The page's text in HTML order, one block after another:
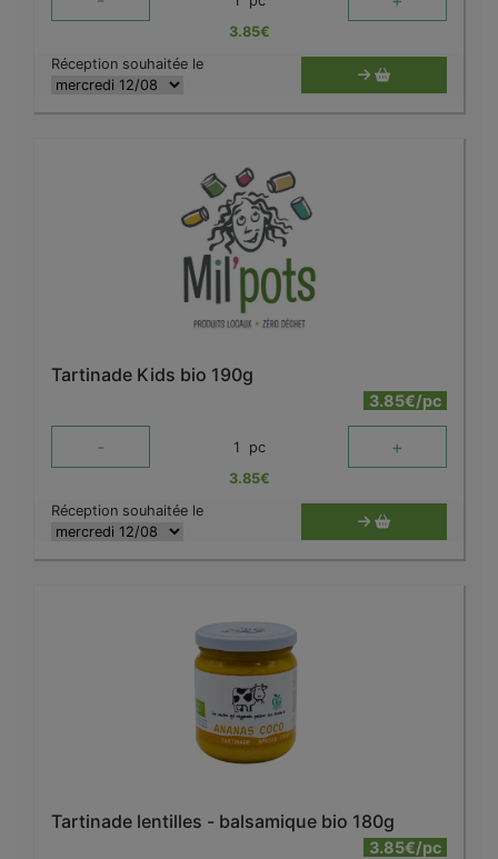
3.85€
Réception souhaitée le
Tartinade Kids bio 190g
3.85€/pc
- 1 pc +
3.85€
Réception souhaitée le
Tartinade lentilles - balsamique bio 180g
3.85€/pc